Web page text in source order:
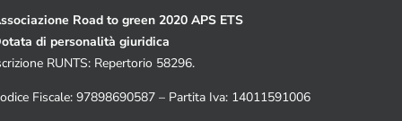
Road to green 2020 APS ETS
di personalità giuridica
RUNTS: Repertorio 58296.
Fiscale: 97898690587 – Partita Iva: 14011591006